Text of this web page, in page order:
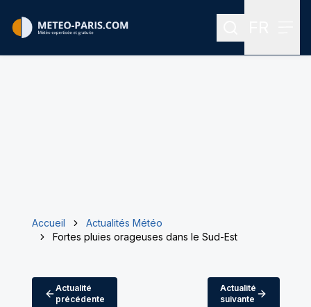
Rechercher
Accueil
Actualités Météo
Fortes pluies orageuses dans le Sud-Est
Actualité
précédente
Actualité
suivante